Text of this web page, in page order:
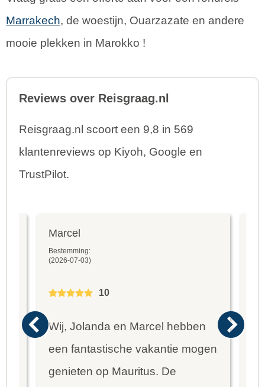
Marrakech, de woestijn, Ouarzazate en andere
mooie plekken in Marokko !
Reviews over Reisgraag.nl
Reisgraag.nl scoort een 9,8 in 569
klantenreviews op Kiyoh, Google en
TrustPilot.
Marcel
Bestemming:
(2026-07-03)
10
Wij, Jolanda en Marcel hebben
een fantastische vakantie mogen
genieten op Mauritus. De